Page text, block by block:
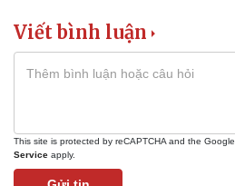
Thông tin doanh nghiệp
Doanh nhân
Viết bình luận
This site is protected by reCAPTCHA and the Google
Service apply.